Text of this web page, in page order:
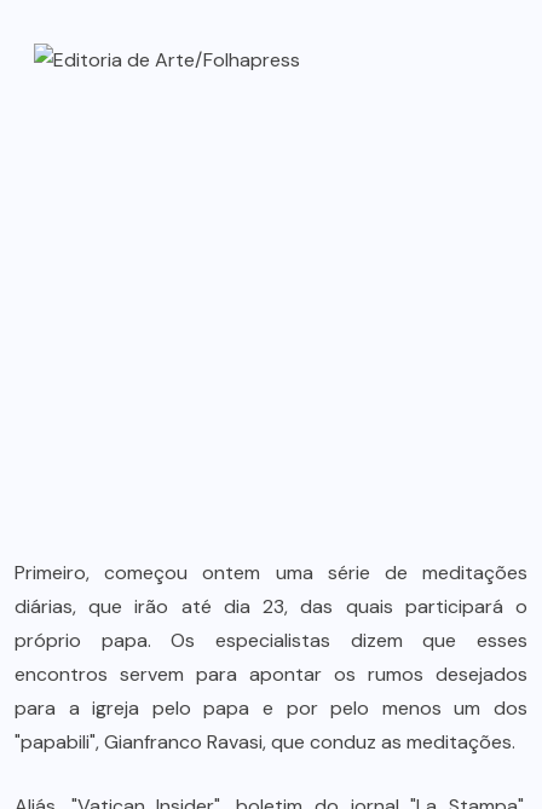
Primeiro, começou ontem uma série de meditações
diárias, que irão até dia 23, das quais participará o
próprio papa. Os especialistas dizem que esses
encontros servem para apontar os rumos desejados
para a igreja pelo papa e por pelo menos um dos
"papabili", Gianfranco Ravasi, que conduz as meditações.